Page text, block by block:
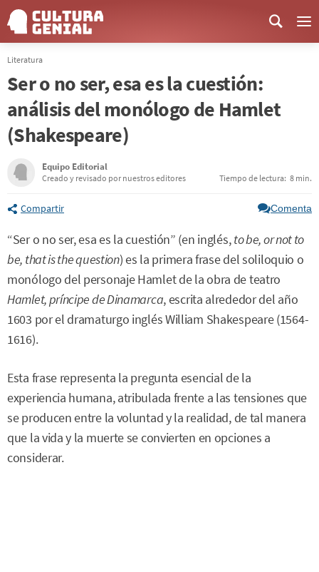
Literatura
Ser o no ser, esa es la cuestión:
análisis del monólogo de Hamlet
(Shakespeare)
Equipo Editorial
Creado y revisado por nuestros editores Tiempo de lectura: 8 min.
Compartir Comenta
“Ser o no ser, esa es la cuestión” (en inglés,to be, or not to
be, that is the question) es la primera frase del soliloquio o
monólogo del personaje Hamlet de la obra de teatro
Hamlet, príncipe de Dinamarca, escrita alrededor del año
1603 por el dramaturgo inglés William Shakespeare (1564-
1616).
Esta frase representa la pregunta esencial de la
experiencia humana, atribulada frente a las tensiones que
se producen entre la voluntad y la realidad, de tal manera
que la vida y la muerte se convierten en opciones a
considerar.